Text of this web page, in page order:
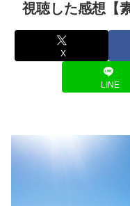
視聴した感想【
X
LINE